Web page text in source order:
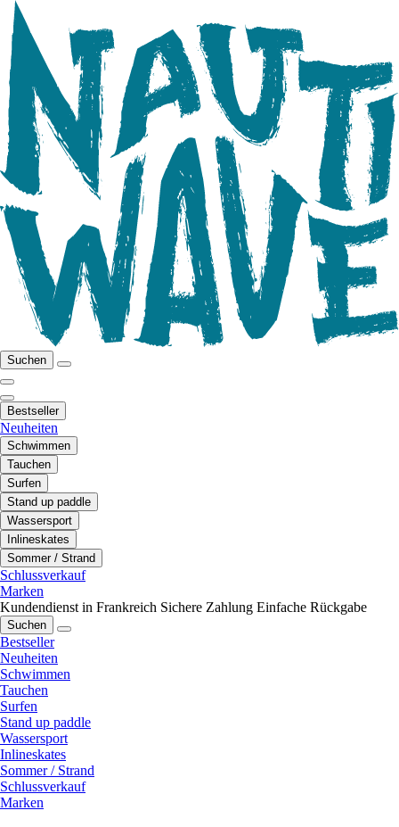
Suchen
Bestseller
Neuheiten
Schwimmen
Tauchen
Surfen
Stand up paddle
Wassersport
Inlineskates
Sommer / Strand
Schlussverkauf
Marken
Kundendienst in Frankreich Sichere Zahlung Einfache Rückgabe
Suchen
Bestseller
Neuheiten
Schwimmen
Tauchen
Surfen
Stand up paddle
Wassersport
Inlineskates
Sommer / Strand
Schlussverkauf
Marken